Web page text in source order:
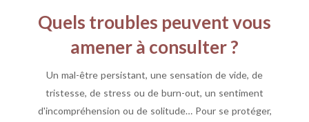
Quels troubles peuvent vous
amener à consulter ?
Un mal-être persistant, une sensation de vide, de
tristesse, de stress ou de burn-out, un sentiment
d'incompréhension ou de solitude… Pour se protéger,